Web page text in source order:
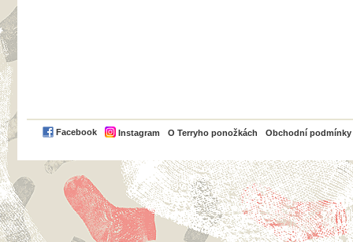
Facebook Instagram O Terryho ponožkách Obchodní podmínky
PayPal